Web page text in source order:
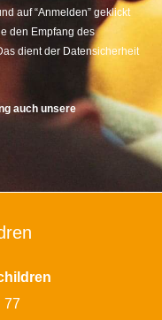
auf “Anmelden” geklickt
den Empfang des
dient der Datensicherheit
auch unsere
77